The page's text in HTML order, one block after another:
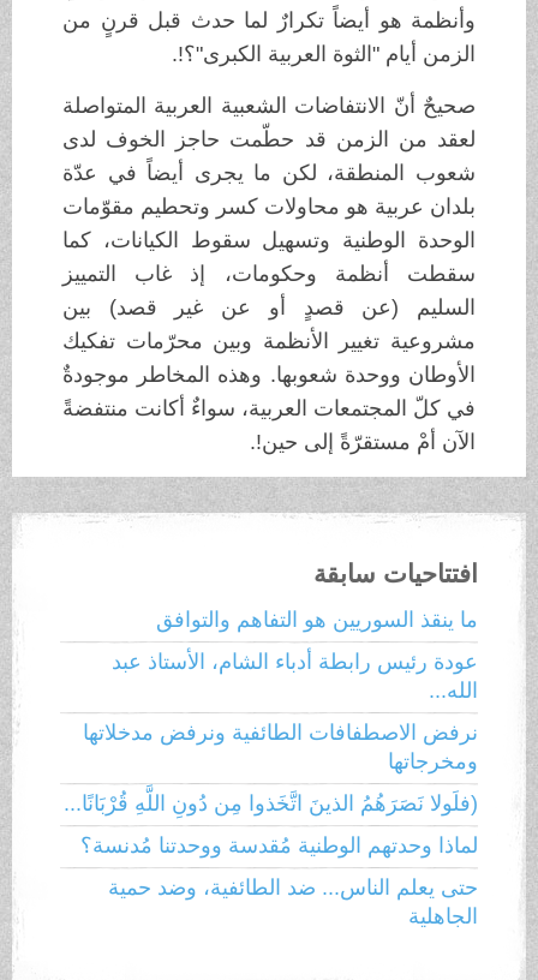
وأنظمة هو أيضاً تكرارٌ لما حدث قبل قرنٍ من
الزمن أيام "الثوة العربية الكبرى"؟!.
صحيحٌ أنّ الانتفاضات الشعبية العربية المتواصلة
لعقد من الزمن قد حطّمت حاجز الخوف لدى
شعوب المنطقة، لكن ما يجرى أيضاً في عدّة
بلدان عربية هو محاولات كسر وتحطيم مقوّمات
الوحدة الوطنية وتسهيل سقوط الكيانات، كما
سقطت أنظمة وحكومات، إذ غاب التمييز
السليم (عن قصدٍ أو عن غير قصد) بين
مشروعية تغيير الأنظمة وبين محرّمات تفكيك
الأوطان ووحدة شعوبها. وهذه المخاطر موجودةٌ
في كلّ المجتمعات العربية، سواءٌ أكانت منتفضةً
الآن أمْ مستقرّةً إلى حين!.
افتتاحيات سابقة
ما ينقذ السوريين هو التفاهم والتوافق
عودة رئيس رابطة أدباء الشام، الأستاذ عبد
الله...
نرفض الاصطفافات الطائفية ونرفض مدخلاتها
ومخرجاتها
(فلَولا نَصَرَهُمُ الذينَ اتَّخَذوا مِن دُونِ اللَّهِ قُرْبَانًا...
لماذا وحدتهم الوطنية مُقدسة ووحدتنا مُدنسة؟
حتى يعلم الناس... ضد الطائفية، وضد حمية
الجاهلية